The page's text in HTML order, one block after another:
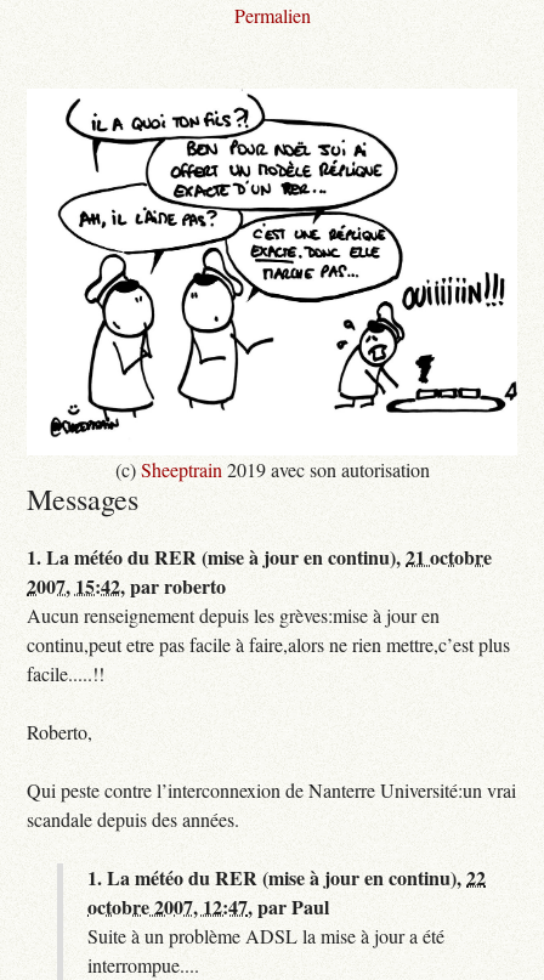
Permalien
(c)Sheeptrain 2019 avec son autorisation
Messages
1.La météo du RER (mise à jour en continu),21 octobre
2007, 15:42,parroberto
Aucun renseignement depuis les grèves:mise à jour en
continu,peut etre pas facile à faire,alors ne rien mettre,c’est plus
facile.....!!
Roberto,
Qui peste contre l’interconnexion de Nanterre Université:un vrai
scandale depuis des années.
1.La météo du RER (mise à jour en continu),22
octobre 2007, 12:47,parPaul
Suite à un problème ADSL la mise à jour a été
interrompue....